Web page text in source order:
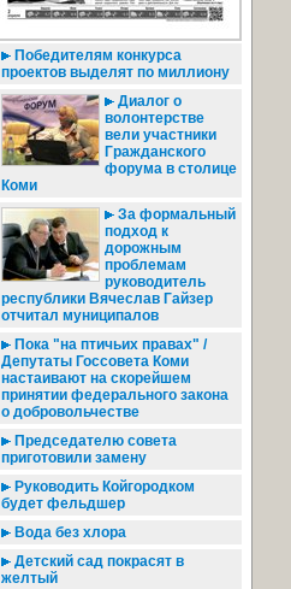
Победителям конкурса
проектов выделят по миллиону
Диалог о
волонтерстве
вели участники
Гражданского
форума в столице
Коми
За формальный
подход к
дорожным
проблемам
руководитель
республики Вячеслав Гайзер
отчитал муниципалов
Пока "на птичьих правах" /
Депутаты Госсовета Коми
настаивают на скорейшем
принятии федерального закона
о добровольчестве
Председателю совета
приготовили замену
Руководить Койгородком
будет фельдшер
Вода без хлора
Детский сад покрасят в
желтый